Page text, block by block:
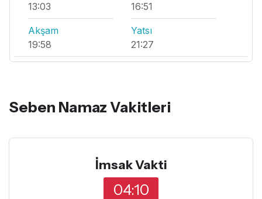
13:03
16:51
Akşam
19:58
Yatsı
21:27
Seben Namaz Vakitleri
İmsak Vakti
04:10